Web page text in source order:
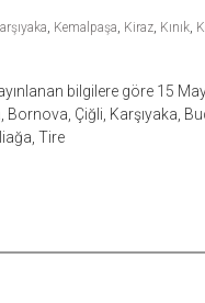
, Kemalpaşa, Kiraz, Kınık,
bilgilere göre 15
Bornova, Çiğli, Karşıyaka,
Tire